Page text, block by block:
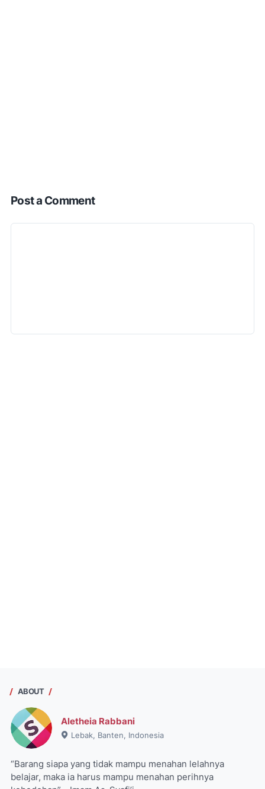
Post a Comment
ABOUT
Aletheia Rabbani
Lebak, Banten, Indonesia
“Barang siapa yang tidak mampu menahan lelahnya
belajar, maka ia harus mampu menahan perihnya